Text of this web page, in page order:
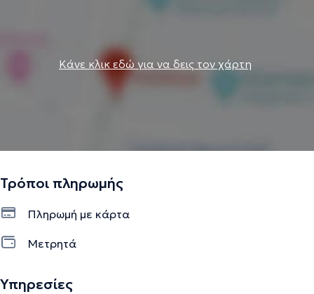
Κάνε κλικ εδώ για να δεις τον χάρτη
Τρόποι πληρωμής
Πληρωμή με κάρτα
Μετρητά
Υπηρεσίες